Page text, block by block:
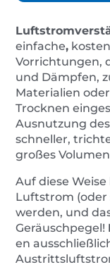
einfache,
Vorrichtungen,
und Dämpfen,
Materialien
Trocknen
Ausnutzung
schneller,
großes
Auf diese
Luftstrom (oder
werden, und
Geräuschpegel!
en